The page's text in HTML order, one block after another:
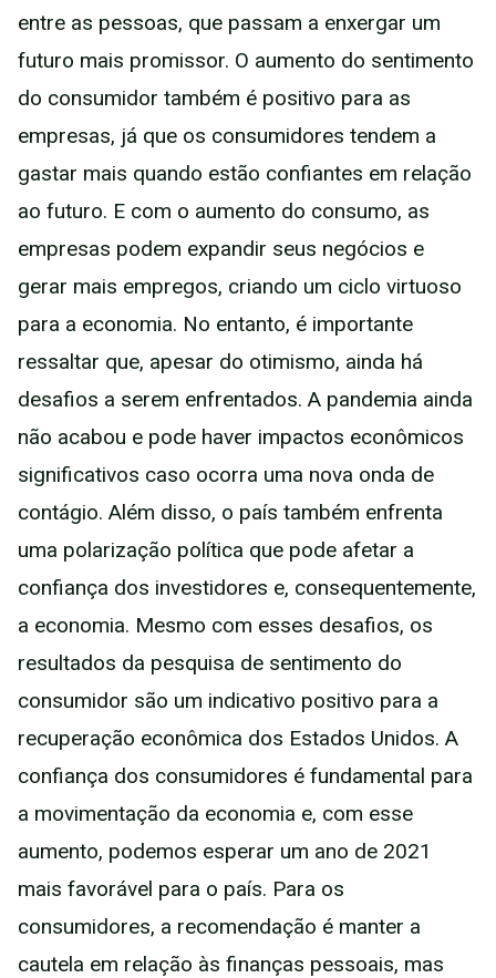
entre as pessoas, que passam a enxergar um
futuro mais promissor. O aumento do sentimento
do consumidor também é positivo para as
empresas, já que os consumidores tendem a
gastar mais quando estão confiantes em relação
ao futuro. E com o aumento do consumo, as
empresas podem expandir seus negócios e
gerar mais empregos, criando um ciclo virtuoso
para a economia. No entanto, é importante
ressaltar que, apesar do otimismo, ainda há
desafios a serem enfrentados. A pandemia ainda
não acabou e pode haver impactos econômicos
significativos caso ocorra uma nova onda de
contágio. Além disso, o país também enfrenta
uma polarização política que pode afetar a
confiança dos investidores e, consequentemente,
a economia. Mesmo com esses desafios, os
resultados da pesquisa de sentimento do
consumidor são um indicativo positivo para a
recuperação econômica dos Estados Unidos. A
confiança dos consumidores é fundamental para
a movimentação da economia e, com esse
aumento, podemos esperar um ano de 2021
mais favorável para o país. Para os
consumidores, a recomendação é manter a
cautela em relação às finanças pessoais, mas